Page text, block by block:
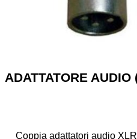
ADATTATORE
Coppia adattatori audio